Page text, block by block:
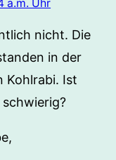
a.m. Uhr
nicht. Die
in der
Kohlrabi. Ist
schwierig?